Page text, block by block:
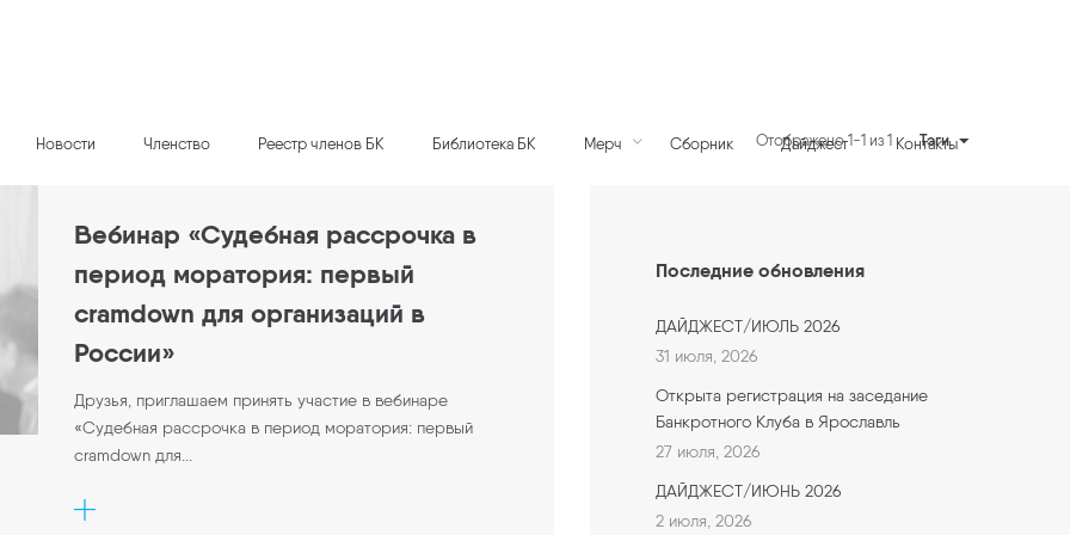
Новости Членство Реестр членов БК Библиотека БК Мерч Сборник Дайджест Контакты
Отображено 1-1 из 1 Тэги
Вебинар «Судебная рассрочка в
период моратория: первый
cramdown для организаций в
России»
Друзья, приглашаем принять участие в вебинаре
«Судебная рассрочка в период моратория: первый
cramdown для...
Последние обновления
ДАЙДЖЕСТ/ИЮЛЬ 2026
31 июля, 2026
Открыта регистрация на заседание
Банкротного Клуба в Ярославль
27 июля, 2026
ДАЙДЖЕСТ/ИЮНЬ 2026
2 июля, 2026